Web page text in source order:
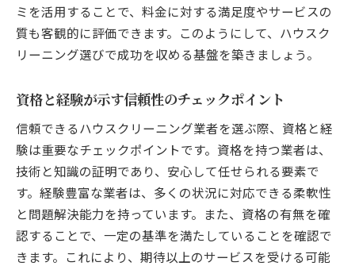
ミを活用することで、料金に対する満足度やサービスの
質も客観的に評価できます。このようにして、ハウスク
リーニング選びで成功を収める基盤を築きましょう。
資格と経験が示す信頼性のチェックポイント
信頼できるハウスクリーニング業者を選ぶ際、資格と経
験は重要なチェックポイントです。資格を持つ業者は、
技術と知識の証明であり、安心して任せられる要素で
す。経験豊富な業者は、多くの状況に対応できる柔軟性
と問題解決能力を持っています。また、資格の有無を確
認することで、一定の基準を満たしていることを確認で
きます。これにより、期待以上のサービスを受ける可能